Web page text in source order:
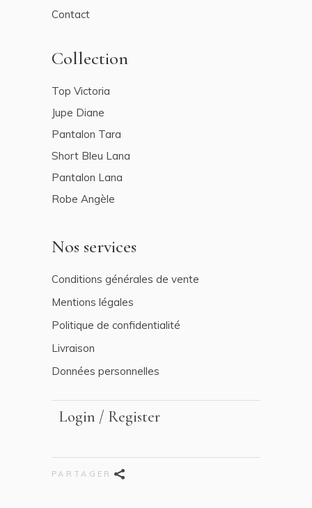
Contact
Collection
Top Victoria
Jupe Diane
Pantalon Tara
Short Bleu Lana
Pantalon Lana
Robe Angèle
Nos services
Conditions générales de vente
Mentions légales
Politique de confidentialité
Livraison
Données personnelles
Login / Register
PARTAGER